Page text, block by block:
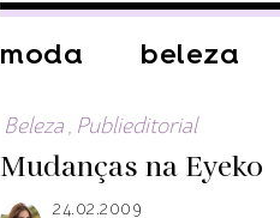
moda beleza
Beleza , Publieditorial
Mudanças na Eyeko
24.02.2009